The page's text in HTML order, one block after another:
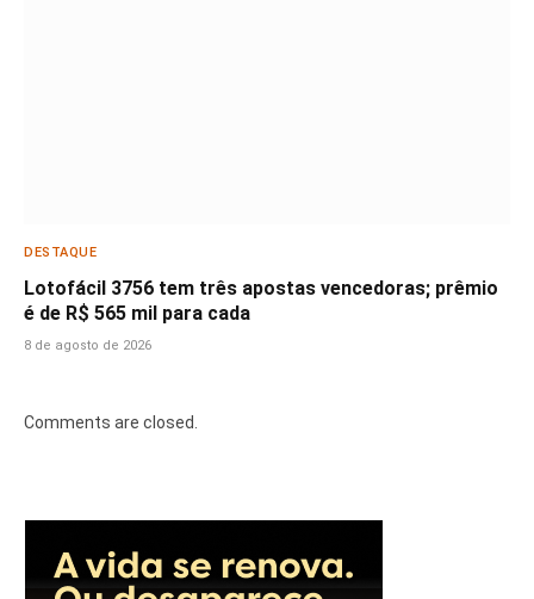
DESTAQUE
Lotofácil 3756 tem três apostas vencedoras; prêmio
é de R$ 565 mil para cada
8 de agosto de 2026
Comments are closed.